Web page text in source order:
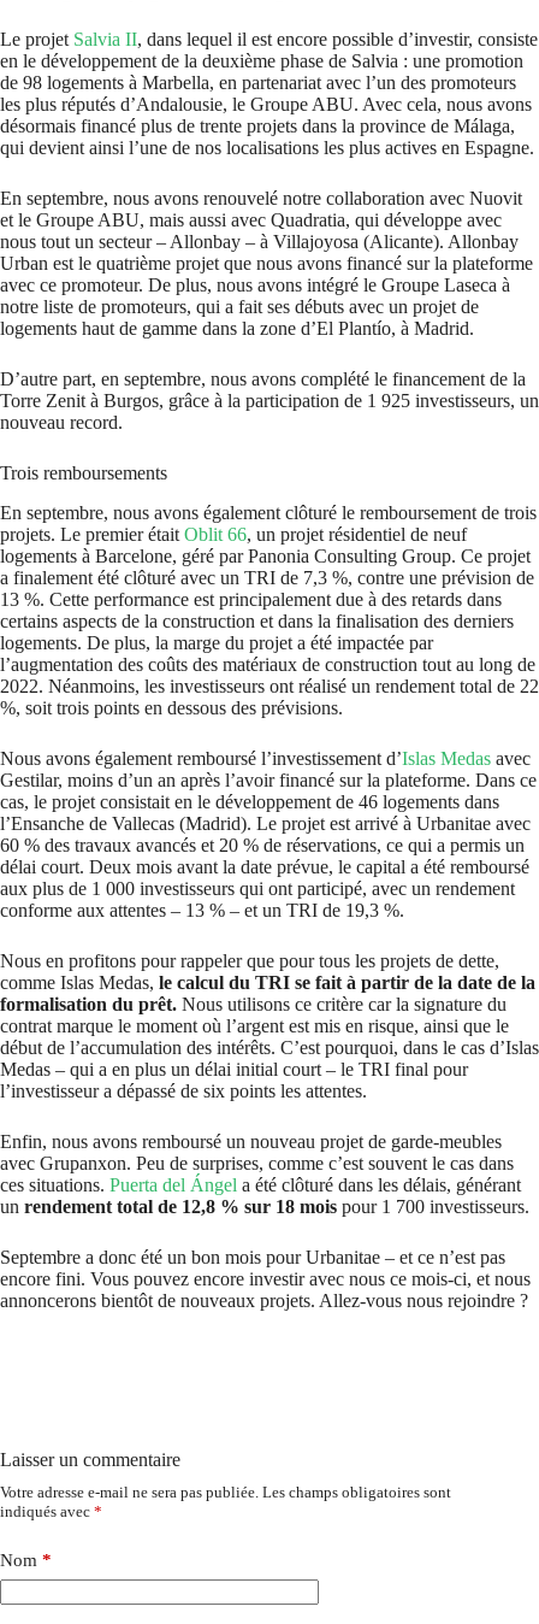
Le projet Salvia II, dans lequel il est encore possible d’investir, consiste
en le développement de la deuxième phase de Salvia : une promotion
de 98 logements à Marbella, en partenariat avec l’un des promoteurs
les plus réputés d’Andalousie, le Groupe ABU. Avec cela, nous avons
désormais financé plus de trente projets dans la province de Málaga,
qui devient ainsi l’une de nos localisations les plus actives en Espagne.
En septembre, nous avons renouvelé notre collaboration avec Nuovit
et le Groupe ABU, mais aussi avec Quadratia, qui développe avec
nous tout un secteur – Allonbay – à Villajoyosa (Alicante). Allonbay
Urban est le quatrième projet que nous avons financé sur la plateforme
avec ce promoteur. De plus, nous avons intégré le Groupe Laseca à
notre liste de promoteurs, qui a fait ses débuts avec un projet de
logements haut de gamme dans la zone d’El Plantío, à Madrid.
D’autre part, en septembre, nous avons complété le financement de la
Torre Zenit à Burgos, grâce à la participation de 1 925 investisseurs, un
nouveau record.
Trois remboursements
En septembre, nous avons également clôturé le remboursement de trois
projets. Le premier était Oblit 66, un projet résidentiel de neuf
logements à Barcelone, géré par Panonia Consulting Group. Ce projet
a finalement été clôturé avec un TRI de 7,3 %, contre une prévision de
13 %. Cette performance est principalement due à des retards dans
certains aspects de la construction et dans la finalisation des derniers
logements. De plus, la marge du projet a été impactée par
l’augmentation des coûts des matériaux de construction tout au long de
2022. Néanmoins, les investisseurs ont réalisé un rendement total de 22
%, soit trois points en dessous des prévisions.
Nous avons également remboursé l’investissement d’Islas Medas avec
Gestilar, moins d’un an après l’avoir financé sur la plateforme. Dans ce
cas, le projet consistait en le développement de 46 logements dans
l’Ensanche de Vallecas (Madrid). Le projet est arrivé à Urbanitae avec
60 % des travaux avancés et 20 % de réservations, ce qui a permis un
délai court. Deux mois avant la date prévue, le capital a été remboursé
aux plus de 1 000 investisseurs qui ont participé, avec un rendement
conforme aux attentes – 13 % – et un TRI de 19,3 %.
Nous en profitons pour rappeler que pour tous les projets de dette,
comme Islas Medas, le calcul du TRI se fait à partir de la date de la
formalisation du prêt. Nous utilisons ce critère car la signature du
contrat marque le moment où l’argent est mis en risque, ainsi que le
début de l’accumulation des intérêts. C’est pourquoi, dans le cas d’Islas
Medas – qui a en plus un délai initial court – le TRI final pour
l’investisseur a dépassé de six points les attentes.
Enfin, nous avons remboursé un nouveau projet de garde-meubles
avec Grupanxon. Peu de surprises, comme c’est souvent le cas dans
ces situations. Puerta del Ángel a été clôturé dans les délais, générant
un rendement total de 12,8 % sur 18 mois pour 1 700 investisseurs.
Septembre a donc été un bon mois pour Urbanitae – et ce n’est pas
encore fini. Vous pouvez encore investir avec nous ce mois-ci, et nous
annoncerons bientôt de nouveaux projets. Allez-vous nous rejoindre ?
Laisser un commentaire
Votre adresse e-mail ne sera pas publiée. Les champs obligatoires sont
indiqués avec *
Nom *